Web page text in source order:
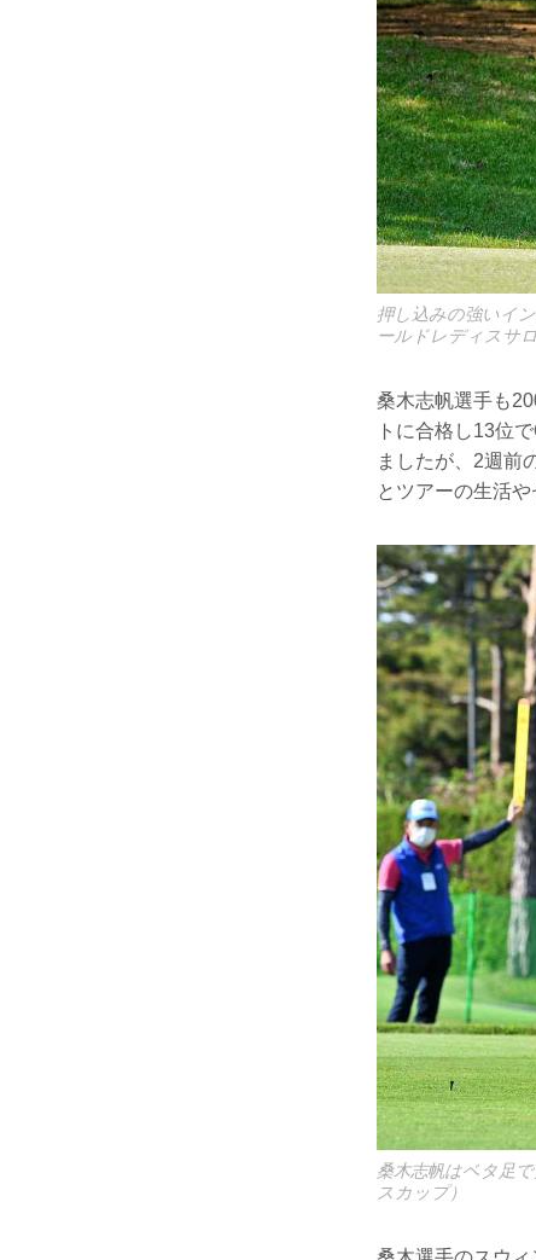
押し込みの強いイ
ールドレディスサ
桑木志帆選手も
トに合格し13位
ましたが、2週前
とツアーの生活
桑木志帆はベタ足
スカップ）